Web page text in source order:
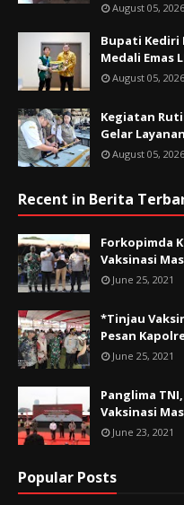
August 05, 2026
Bupati Kediri
Medali Emas
August 05, 2026
Kegiatan
Gelar
August 05, 2026
Recent in Berita
Forkopimda
Vaksinasi
June 25, 2021
*Tinjau
Pesan
June 25, 2021
Panglima
Vaksinasi
June 23, 2021
Popular Posts